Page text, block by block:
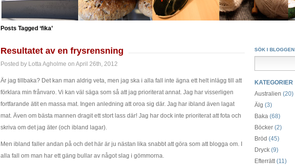
Posts Tagged ‘fika’
Resultatet av en frysrensning
Posted by Lotta Agholme on April 26th, 2012
Är jag tillbaka? Det kan man aldrig veta, men jag ska i alla fall inte ägna ett helt inlägg till att
förklara min frånvaro. Vi kan väl säga som så att jag prioriterat annat. Jag har visserligen
fortfarande ätit en massa mat. Ingen anledning att oroa sig där. Jag har ibland även lagat
mat. Även om bästa mannen dragit ett stort lass där! Jag har dock inte prioriterat att fota och
skriva om det jag äter (och ibland lagar).
Men ibland faller andan på och det här är ju nästan lika snabbt att göra som att blogga om. I
alla fall om man har ett gäng bullar av något slag i gömmorna.
SÖK I BLOGGEN
KATEGORIER
Australien (20)
Älg (3)
Baka (68)
Böcker (2)
Bröd (45)
Dryck (9)
Efterrätt(11)